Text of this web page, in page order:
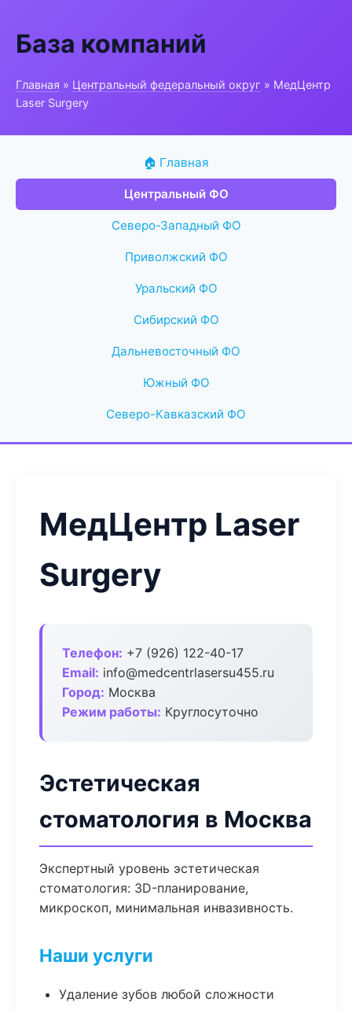
База компаний
Главная » Центральный федеральный округ » МедЦентр
Laser Surgery
🏠 Главная
Центральный ФО
Северо-Западный ФО
Приволжский ФО
Уральский ФО
Сибирский ФО
Дальневосточный ФО
Южный ФО
Северо-Кавказский ФО
МедЦентр Laser
Surgery
Телефон: +7 (926) 122-40-17
Email: info@medcentrlasersu455.ru
Город: Москва
Режим работы: Круглосуточно
Эстетическая
стоматология в Москва
Экспертный уровень эстетическая
стоматология: 3D-планирование,
микроскоп, минимальная инвазивность.
Наши услуги
Удаление зубов любой сложности